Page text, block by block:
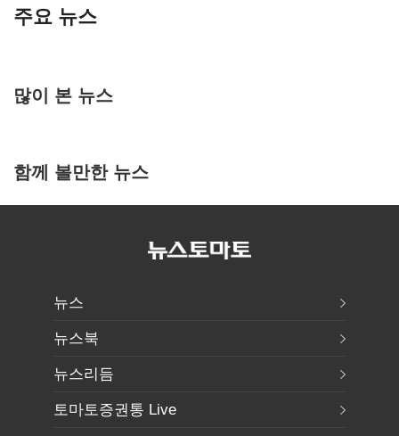
주요 뉴스
많이 본 뉴스
함께 볼만한 뉴스
뉴스
뉴스북
뉴스리듬
토마토증권통 Live